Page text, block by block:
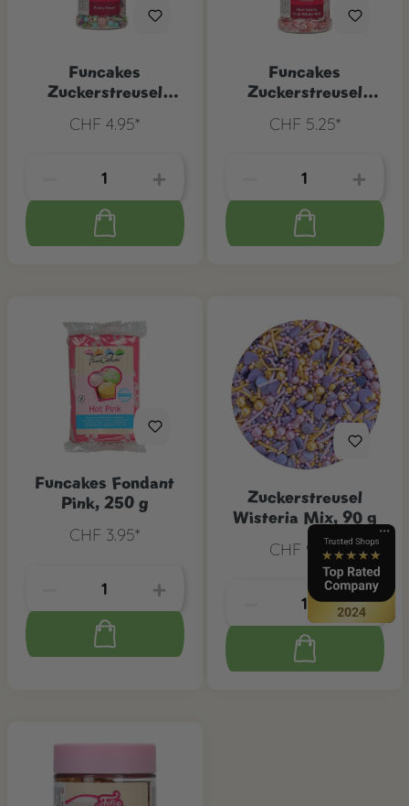
Funcakes
Zuckerstreusel
CHF 4.95*
Funcakes
Zuckerstreusel
CHF 5.25*
Funcakes Fondant
Pink, 250 g
CHF 3.95*
Zuckerstreusel
Wisteria Mix, 90 g
CHF 9.65*